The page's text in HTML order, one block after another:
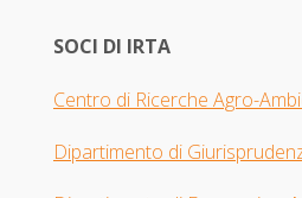
SOCI DI IRTA
Centro di Ricerche Agro-
Dipartimento di